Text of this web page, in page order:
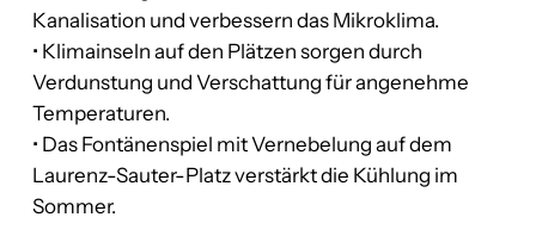
Kanalisation und verbessern das Mikroklima.
• Klimainseln auf den Plätzen sorgen durch
Verdunstung und Verschattung für angenehme
Temperaturen.
• Das Fontänenspiel mit Vernebelung auf dem
Laurenz-Sauter-Platz verstärkt die Kühlung im
Sommer.